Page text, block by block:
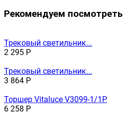
Рекомендуем посмотреть
Трековый светильник...
2 295 Р
Трековый светильник...
3 864 Р
Торшер Vitaluce V3099-1/1P
6 258 Р